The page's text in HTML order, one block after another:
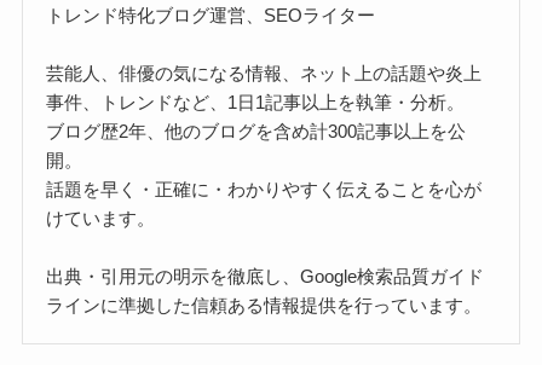
トレンド特化ブログ運営、SEOライター
芸能人、俳優の気になる情報、ネット上の話題や炎上
事件、トレンドなど、1日1記事以上を執筆・分析。
ブログ歴2年、他のブログを含め計300記事以上を公
開。
話題を早く・正確に・わかりやすく伝えることを心が
けています。
出典・引用元の明示を徹底し、Google検索品質ガイド
ラインに準拠した信頼ある情報提供を行っています。